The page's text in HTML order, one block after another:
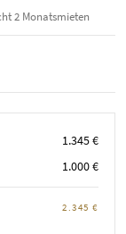
2 Monatsmieten
1.345 €
1.000 €
2.345 €